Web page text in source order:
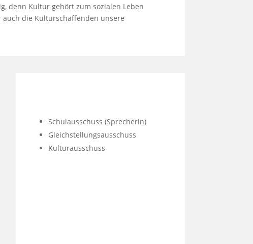
denn Kultur gehört zum sozialen Leben
die Kulturschaffenden unsere
Schulausschuss (Sprecherin)
Gleichstellungsausschuss
Kulturausschuss